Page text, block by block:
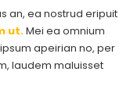
an, ea nostrud eripuit
ut.Mei ea omnium
apeirian no, per
laudem maluisset